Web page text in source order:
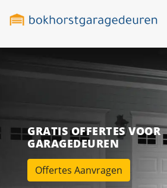
GRATIS OFFERTES VOOR
GARAGEDEUREN
Offertes Aanvragen